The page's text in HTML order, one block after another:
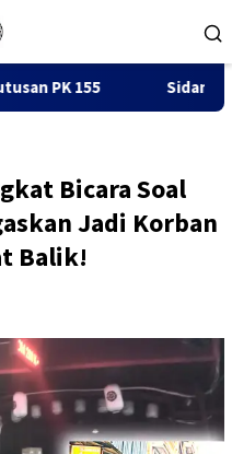
Dugaan Korupsi
Bicara Soal
Jadi Korban
Balik!